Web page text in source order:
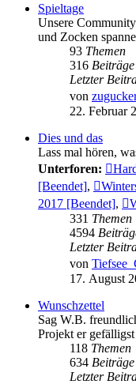
Spieltage
Unsere
und Zocken
93 Themen
316 Beiträge
Letzter
von
22. Februar
Dies und das
Lass mal hören,
Unterforen:
[Beendet],
2017 [Beendet],
331 Themen
4594
Letzter
von
17. August
Wunschzettel
Sag W.B.
Projekt er gefälligst
118 Themen
634 Beiträge
Letzter